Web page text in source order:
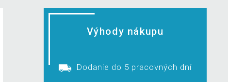
Výhody nákupu
Dodanie do 5 pracovných dní